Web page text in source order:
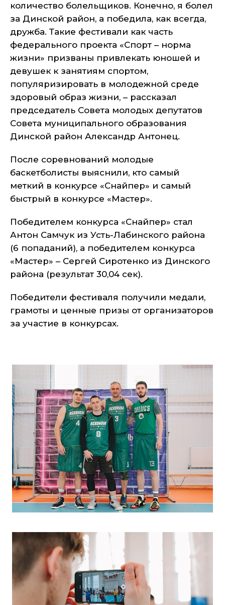
количество болельщиков. Конечно, я болел
за Динской район, а победила, как всегда,
дружба. Такие фестивали как часть
федерального проекта «Спорт – норма
жизни» призваны привлекать юношей и
девушек к занятиям спортом,
популяризировать в молодежной среде
здоровый образ жизни, – рассказал
председатель Совета молодых депутатов
Совета муниципального образования
Динской район Александр Антонец.
После соревнований молодые
баскетболисты выяснили, кто самый
меткий в конкурсе «Снайпер» и самый
быстрый в конкурсе «Мастер».
Победителем конкурса «Снайпер» стал
Антон Самчук из Усть-Лабинского района
(6 попаданий), а победителем конкурса
«Мастер» – Сергей Сиротенко из Динского
района (результат 30,04 сек).
Победители фестиваля получили медали,
грамоты и ценные призы от организаторов
за участие в конкурсах.